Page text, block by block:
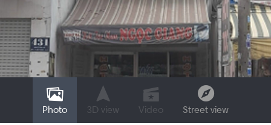
Photo 3D view Video Street view